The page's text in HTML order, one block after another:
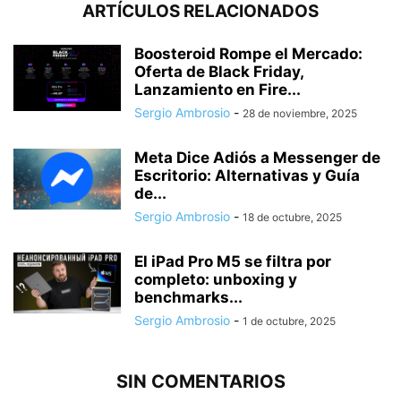
ARTÍCULOS RELACIONADOS
Boosteroid Rompe el Mercado:
Oferta de Black Friday,
Lanzamiento en Fire...
Sergio Ambrosio - 28 de noviembre, 2025
Meta Dice Adiós a Messenger de
Escritorio: Alternativas y Guía
de...
Sergio Ambrosio - 18 de octubre, 2025
El iPad Pro M5 se filtra por
completo: unboxing y
benchmarks...
Sergio Ambrosio - 1 de octubre, 2025
SIN COMENTARIOS